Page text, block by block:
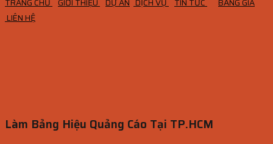
TRANG CHỦ GIỚI THIỆU DỰ ÁN DỊCH VỤ TIN TỨC
BẢNG GIÁ
LIÊN HỆ
Làm Bảng Hiệu Quảng Cáo Tại TP.HCM